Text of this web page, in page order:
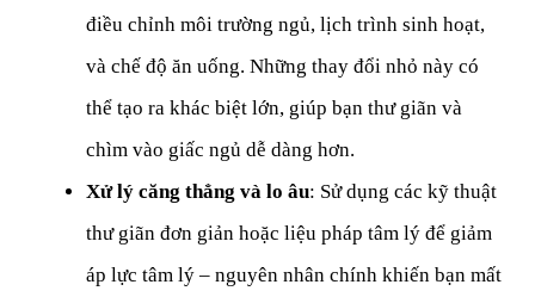
điều chỉnh môi trường ngủ, lịch trình sinh hoạt,
và chế độ ăn uống. Những thay đổi nhỏ này có
thể tạo ra khác biệt lớn, giúp bạn thư giãn và
chìm vào giấc ngủ dễ dàng hơn.
Xử lý căng thẳng và lo âu: Sử dụng các kỹ thuật
thư giãn đơn giản hoặc liệu pháp tâm lý để giảm
áp lực tâm lý – nguyên nhân chính khiến bạn mất